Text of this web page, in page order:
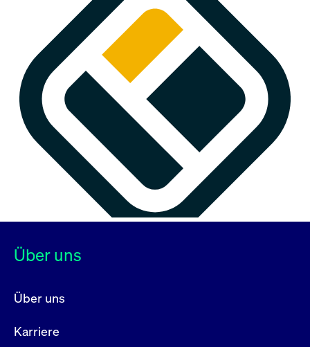
Über uns
Über uns
Karriere